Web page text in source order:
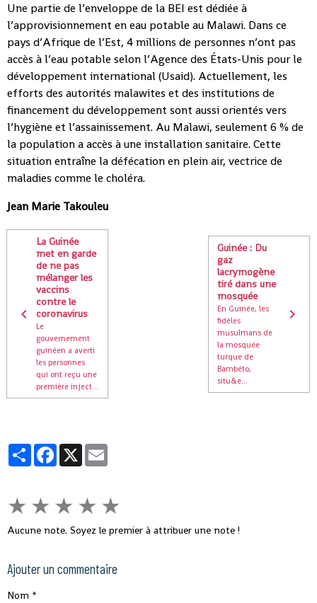
Une partie de l’enveloppe de la BEI est dédiée à
l’approvisionnement en eau potable au Malawi. Dans ce
pays d’Afrique de l’Est, 4 millions de personnes n’ont pas
accès à l’eau potable selon l’Agence des États-Unis pour le
développement international (Usaid). Actuellement, les
efforts des autorités malawites et des institutions de
financement du développement sont aussi orientés vers
l’hygiène et l’assainissement. Au Malawi, seulement 6 % de
la population a accès à une installation sanitaire. Cette
situation entraîne la défécation en plein air, vectrice de
maladies comme le choléra.
Jean Marie Takouleu
La Guinée
met en garde
de ne pas
mélanger les
vaccins
contre le
coronavirus
Le
gouvernement
guinéen a averti
les personnes
qui ont reçu une
première inject...
Guinée : Du
gaz
lacrymogène
tiré dans une
mosquée
En Guinée, les
fidèles
musulmans de
la mosquée
turque de
Bambéto,
situ&e...
PartagerFacebook
X
★ ★ ★ ★ ★
Aucune note. Soyez le premier à attribuer une note !
Ajouter un commentaire
Nom